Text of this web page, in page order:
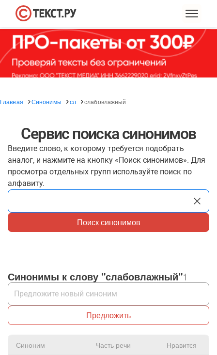
Главная Синонимы сл слабовлажный
Сервис поиска синонимов
Введите слово, к которому требуется подобрать
аналог, и нажмите на кнопку «Поиск синонимов». Для
просмотра отдельных групп используйте поиск по
алфавиту.
Поиск синонимов
Синонимы к слову "слабовлажный"1
Предложить
Синоним Часть речи Нравится